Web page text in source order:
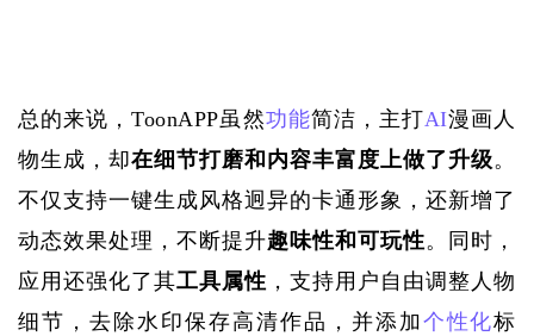
总的来说，ToonAPP虽然功能简洁，主打AI漫画人
物生成，却在细节打磨和内容丰富度上做了升级。
不仅支持一键生成风格迥异的卡通形象，还新增了
动态效果处理，不断提升趣味性和可玩性。同时，
应用还强化了其工具属性 ，支持用户自由调整人物
细节，去除水印保存高清作品，并添加个性化标